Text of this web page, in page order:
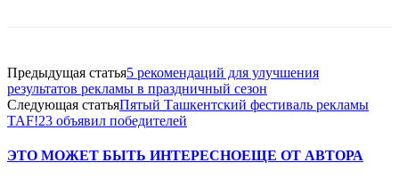
Предыдущая статья5 рекомендаций для улучшения
результатов рекламы в праздничный сезон
Следующая статьяПятый Ташкентский фестиваль рекламы
TAF!23 объявил победителей
ЭТО МОЖЕТ БЫТЬ ИНТЕРЕСНОЕЩЕ ОТ АВТОРА